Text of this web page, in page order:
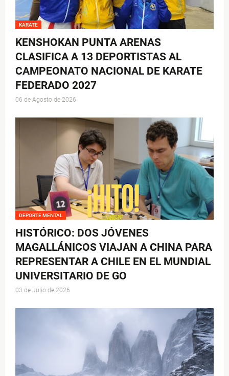
KARATE
KENSHOKAN PUNTA ARENAS
CLASIFICA A 13 DEPORTISTAS AL
CAMPEONATO NACIONAL DE KARATE
FEDERADO 2027
06 de Agosto de 2026
DEPORTE MENTAL
HISTÓRICO: DOS JÓVENES
MAGALLÁNICOS VIAJAN A CHINA PARA
REPRESENTAR A CHILE EN EL MUNDIAL
UNIVERSITARIO DE GO
03 de Julio de 2026